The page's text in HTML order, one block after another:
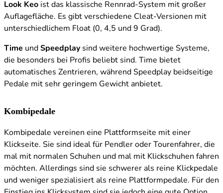
Look Keo ist das klassische Rennrad-System mit großer
Auflagefläche. Es gibt verschiedene Cleat-Versionen mit
unterschiedlichem Float (0, 4,5 und 9 Grad).
Time und Speedplay sind weitere hochwertige Systeme,
die besonders bei Profis beliebt sind. Time bietet
automatisches Zentrieren, während Speedplay beidseitige
Pedale mit sehr geringem Gewicht anbietet.
Kombipedale
Kombipedale vereinen eine Plattformseite mit einer
Klickseite. Sie sind ideal für Pendler oder Tourenfahrer, die
mal mit normalen Schuhen und mal mit Klickschuhen fahren
möchten. Allerdings sind sie schwerer als reine Klickpedale
und weniger spezialisiert als reine Plattformpedale. Für den